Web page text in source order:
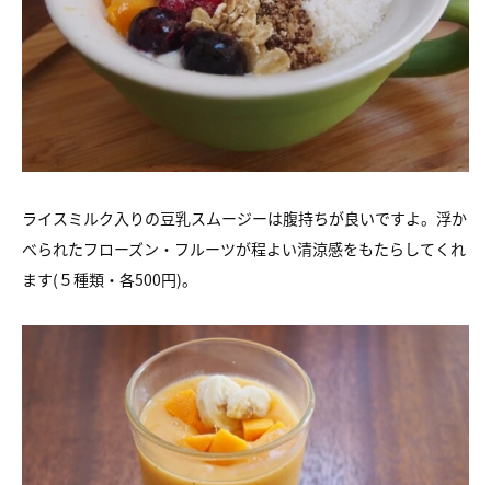
ライスミルク入りの豆乳スムージーは腹持ちが良いですよ。浮か
べられたフローズン・フルーツが程よい清涼感をもたらしてくれ
ます(５種類・各500円)。